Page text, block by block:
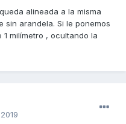
alineada a la misma
arandela. Si le ponemos
milímetro , ocultando la